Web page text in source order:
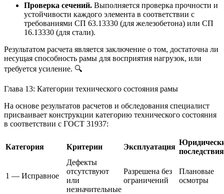
Проверка сечений. Выполняется проверка прочности и
устойчивости каждого элемента в соответствии с
требованиями СП 63.13330 (для железобетона) или СП
16.13330 (для стали).
Результатом расчета является заключение о том, достаточна ли
несущая способность рамы для восприятия нагрузок, или
требуется усиление. 🔍
Глава 13: Категории технического состояния рамы
На основе результатов расчетов и обследования специалист
присваивает конструкции категорию технического состояния
в соответствии с ГОСТ 31937:
Категория Критерии Эксплуатация
последствия
1 — Исправное
Дефекты
отсутствуют
или
незначительные
Разрешена без
ограничений
Плановые
осмотры